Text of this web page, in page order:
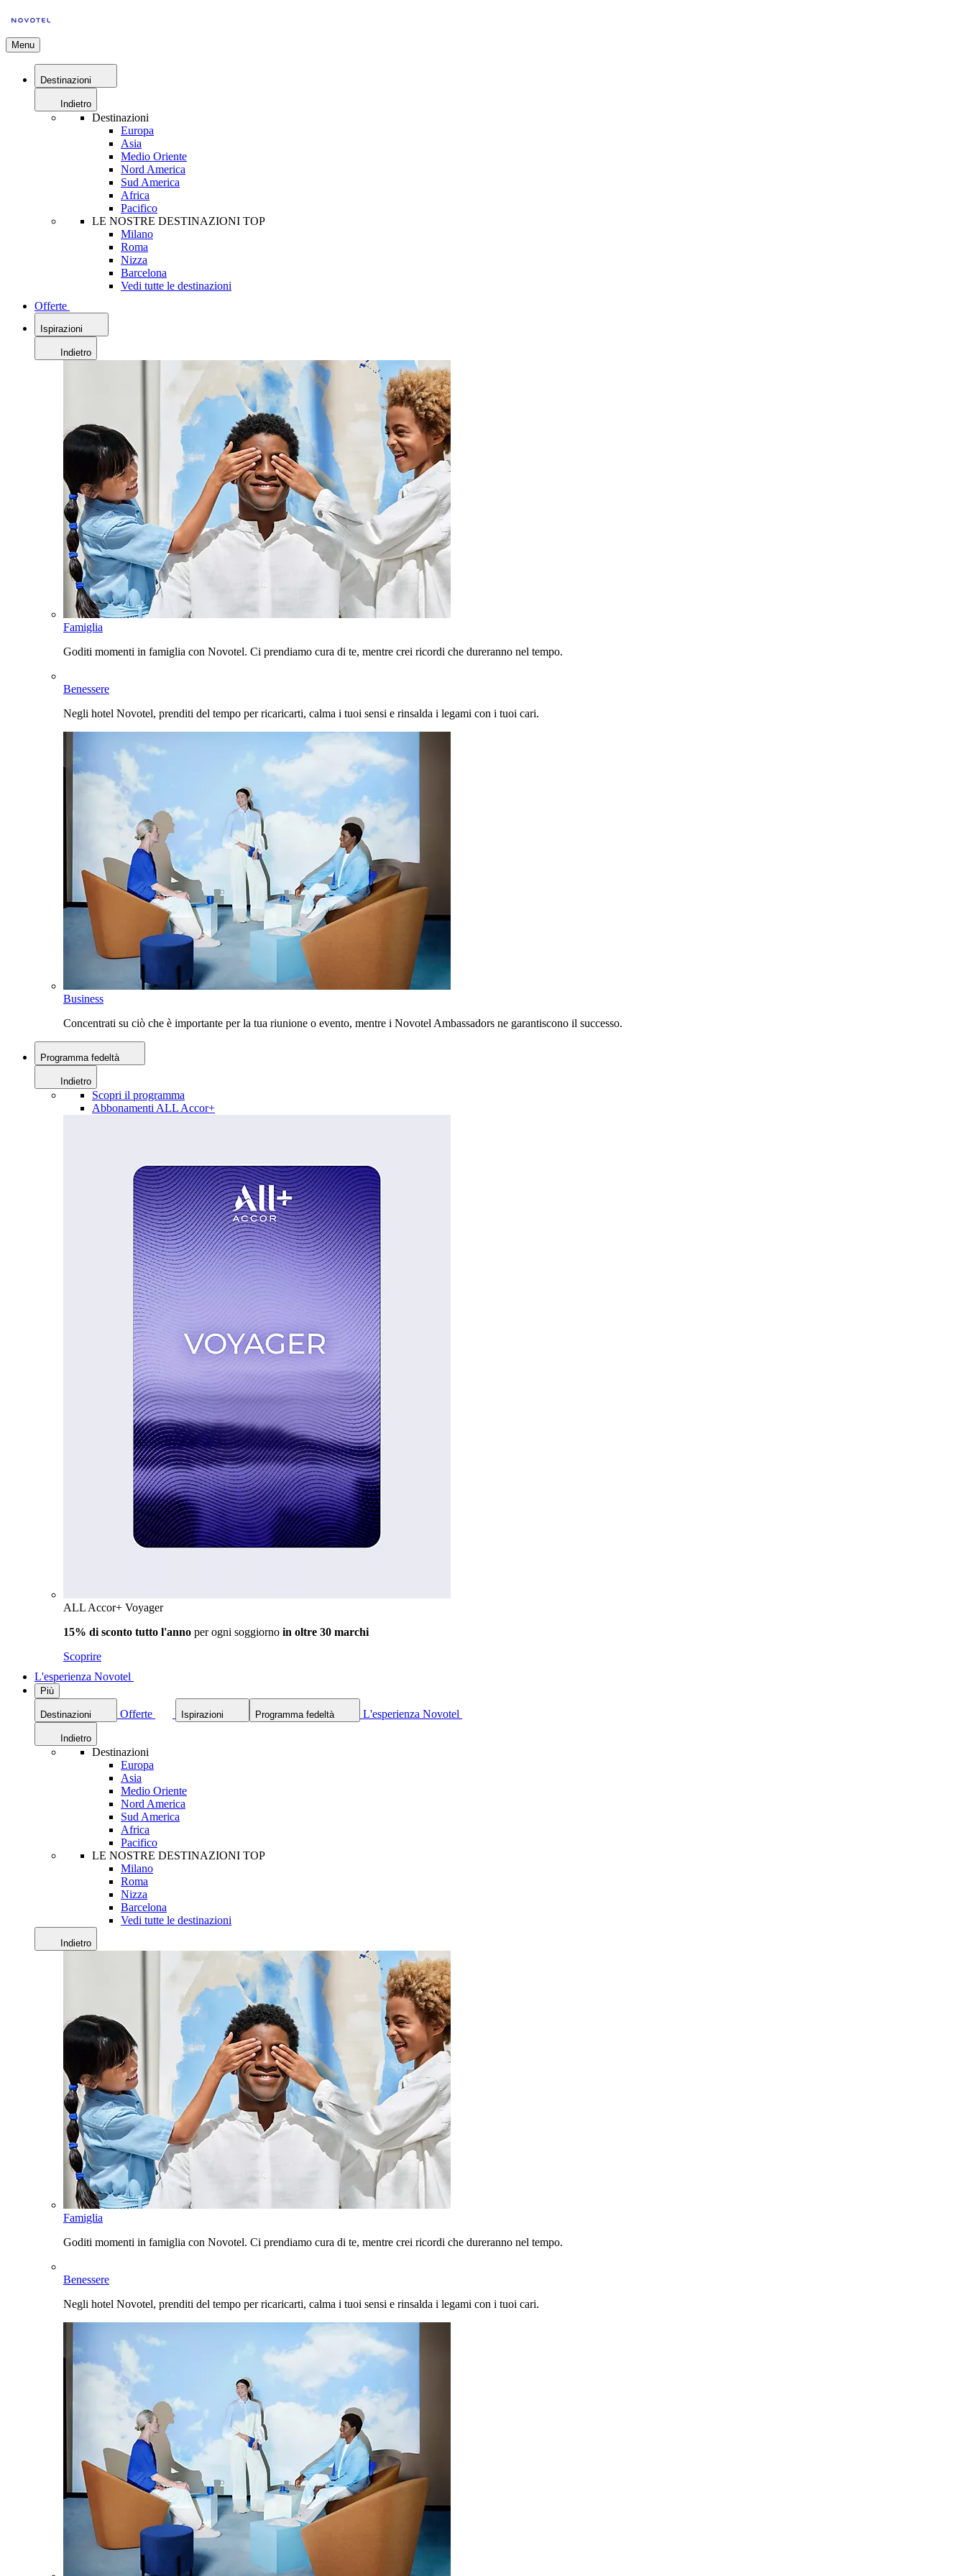
Menu
Destinazioni
Indietro
Destinazioni
Europa
Asia
Medio Oriente
Nord America
Sud America
Africa
Pacifico
LE NOSTRE DESTINAZIONI TOP
Milano
Roma
Nizza
Barcelona
Vedi tutte le destinazioni
Offerte
Ispirazioni
Indietro
Famiglia
Goditi momenti in famiglia con Novotel. Ci prendiamo cura di te, mentre crei ricordi che dureranno nel tempo.
Benessere
Negli hotel Novotel, prenditi del tempo per ricaricarti, calma i tuoi sensi e rinsalda i legami con i tuoi cari.
Business
Concentrati su ciò che è importante per la tua riunione o evento, mentre i Novotel Ambassadors ne garantiscono il successo.
Programma fedeltà
Indietro
Scopri il programma
Abbonamenti ALL Accor+
ALL Accor+ Voyager
15% di sconto tutto l'anno per ogni soggiorno in oltre 30 marchi
Scoprire
L'esperienza Novotel
Più
Destinazioni Offerte Ispirazioni Programma fedeltà L'esperienza Novotel
Indietro
Destinazioni
Europa
Asia
Medio Oriente
Nord America
Sud America
Africa
Pacifico
LE NOSTRE DESTINAZIONI TOP
Milano
Roma
Nizza
Barcelona
Vedi tutte le destinazioni
Indietro
Famiglia
Goditi momenti in famiglia con Novotel. Ci prendiamo cura di te, mentre crei ricordi che dureranno nel tempo.
Benessere
Negli hotel Novotel, prenditi del tempo per ricaricarti, calma i tuoi sensi e rinsalda i legami con i tuoi cari.